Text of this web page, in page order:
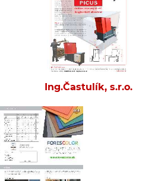
Ing.Častulík, s.r.o.